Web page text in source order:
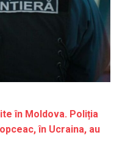
în Moldova. Poliția
în Ucraina, au